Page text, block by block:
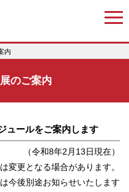
内
のご案内
ュールをご案内します
（令和8年2月13日現在）
変更となる場合があります。
今後別途お知らせいたします